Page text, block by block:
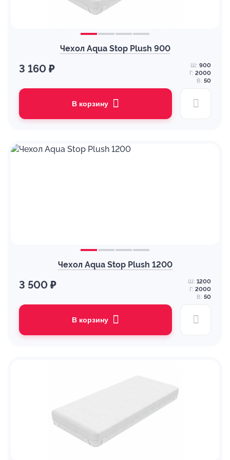
Чехол Aqua Stop Plush 900
3 160 ₽ Ш: 900
Г: 2000
В: 50
В корзину
Чехол Aqua Stop Plush 1200
3 500 ₽ Ш: 1200
Г: 2000
В: 50
В корзину